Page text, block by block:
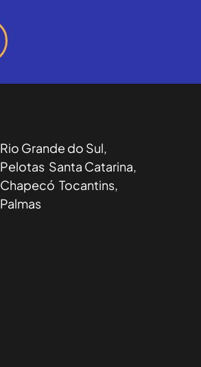
Rio Grande do Sul,
Pelotas Santa Catarina,
Chapecó Tocantins,
Palmas